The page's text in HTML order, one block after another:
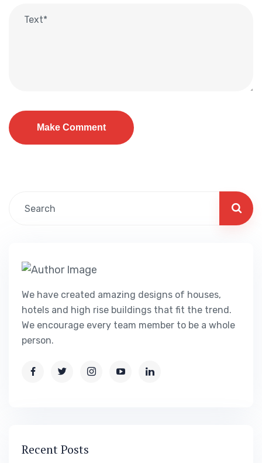
We have created amazing designs of houses,
hotels and high rise buildings that fit the trend.
We encourage every team member to be a whole
person.
Recent Posts